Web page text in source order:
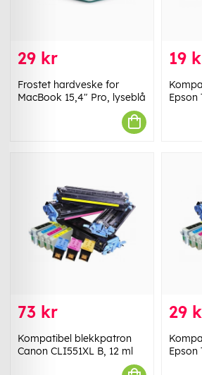
29 kr
Frostet hardveske for
MacBook 15,4" Pro, lyseblå
19
Epson
73 kr
Kompatibel blekkpatron
Canon CLI551XL B, 12 ml
29
Epson